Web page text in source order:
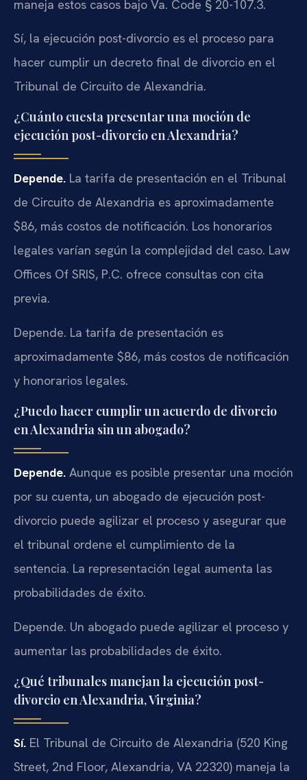
maneja estos casos bajo Va. Code § 20-107.3.
Sí, la ejecución post-divorcio es el proceso para
hacer cumplir un decreto final de divorcio en el
Tribunal de Circuito de Alexandria.
¿Cuánto cuesta presentar una moción de
ejecución post-divorcio en Alexandria?
Depende. La tarifa de presentación en el Tribunal
de Circuito de Alexandria es aproximadamente
$86, más costos de notificación. Los honorarios
legales varían según la complejidad del caso. Law
Offices Of SRIS, P.C. ofrece consultas con cita
previa.
Depende. La tarifa de presentación es
aproximadamente $86, más costos de notificación
y honorarios legales.
¿Puedo hacer cumplir un acuerdo de divorcio
en Alexandria sin un abogado?
Depende. Aunque es posible presentar una moción
por su cuenta, un abogado de ejecución post-
divorcio puede agilizar el proceso y asegurar que
el tribunal ordene el cumplimiento de la
sentencia. La representación legal aumenta las
probabilidades de éxito.
Depende. Un abogado puede agilizar el proceso y
aumentar las probabilidades de éxito.
¿Qué tribunales manejan la ejecución post-
divorcio en Alexandria, Virginia?
Sí. El Tribunal de Circuito de Alexandria (520 King
Street, 2nd Floor, Alexandria, VA 22320) maneja la